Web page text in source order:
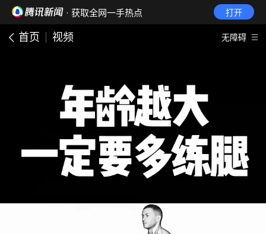
· 获取全网一手热点 打开
首页 视频 无障碍